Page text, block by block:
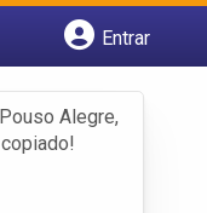
Entrar
Alegre,